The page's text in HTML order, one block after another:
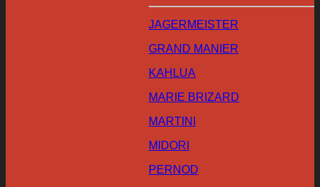
JAGERMEISTER
GRAND MANIER
KAHLUA
MARIE BRIZARD
MARTINI
MIDORI
PERNOD